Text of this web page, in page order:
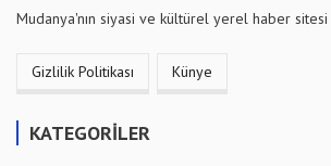
Mudanya'nın siyasi ve kültürel yerel haber sitesi
Gizlilik Politikası Künye
KATEGORİLER